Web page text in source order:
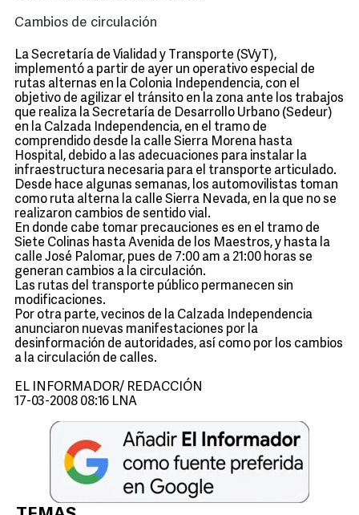
Cambios de circulación
La Secretaría de Vialidad y Transporte (SVyT),
implementó a partir de ayer un operativo especial de
rutas alternas en la Colonia Independencia, con el
objetivo de agilizar el tránsito en la zona ante los trabajos
que realiza la Secretaría de Desarrollo Urbano (Sedeur)
en la Calzada Independencia, en el tramo de
comprendido desde la calle Sierra Morena hasta
Hospital, debido a las adecuaciones para instalar la
infraestructura necesaria para el transporte articulado.
Desde hace algunas semanas, los automovilistas toman
como ruta alterna la calle Sierra Nevada, en la que no se
realizaron cambios de sentido vial.
En donde cabe tomar precauciones es en el tramo de
Siete Colinas hasta Avenida de los Maestros, y hasta la
calle José Palomar, pues de 7:00 am a 21:00 horas se
generan cambios a la circulación.
Las rutas del transporte público permanecen sin
modificaciones.
Por otra parte, vecinos de la Calzada Independencia
anunciaron nuevas manifestaciones por la
desinformación de autoridades, así como por los cambios
a la circulación de calles.
EL INFORMADOR/ REDACCIÓN
17-03-2008 08:16 LNA